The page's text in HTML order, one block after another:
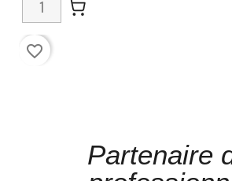
favorite_border
Partenaire